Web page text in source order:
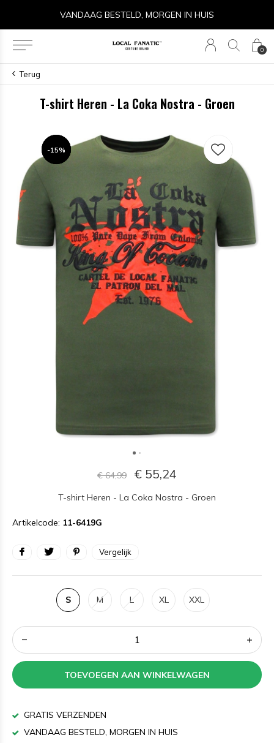
0
14 DAGEN RETOURRECHT
Terug
T-shirt Heren - La Coka Nostra - Groen
-15%
-15%
-15%
€ 64,99 € 55,24
T-shirt Heren - La Coka Nostra - Groen
Artikelcode: 11-6419G
Vergelijk
S M L XL XXL
TOEVOEGEN AAN WINKELWAGEN
GRATIS VERZENDEN
VANDAAG BESTELD, MORGEN IN HUIS